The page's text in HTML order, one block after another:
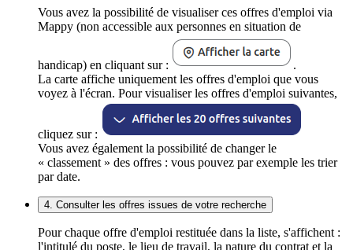
Vous avez la possibilité de visualiser ces offres d'emploi via
Mappy (non accessible aux personnes en situation de
handicap) en cliquant sur :
.
La carte affiche uniquement les offres d'emploi que vous
voyez à l'écran. Pour visualiser les offres d'emploi suivantes,
cliquez sur :
Vous avez également la possibilité de changer le
« classement » des offres : vous pouvez par exemple les trier
par date.
4. Consulter les offres issues de votre recherche
Pour chaque offre d'emploi restituée dans la liste, s'affichent :
l'intitulé du poste, le lieu de travail, la nature du contrat et la